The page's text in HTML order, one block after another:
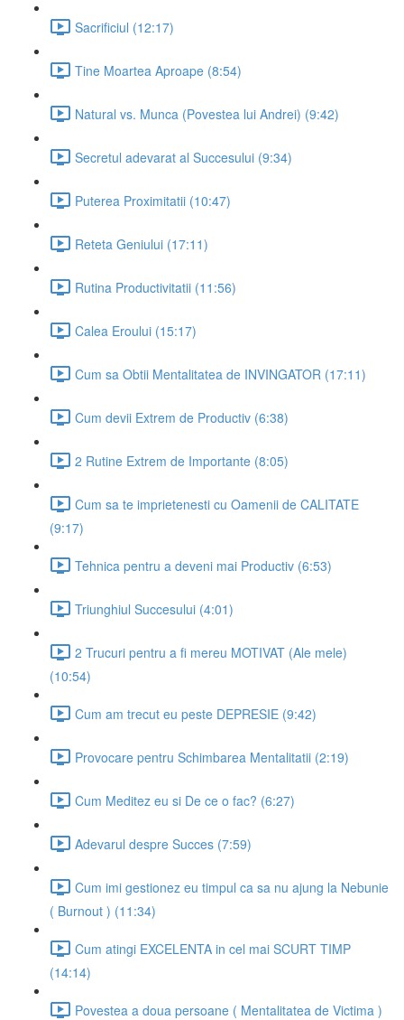
Sacrificiul (12:17)
Tine Moartea Aproape (8:54)
Natural vs. Munca (Povestea lui Andrei) (9:42)
Secretul adevarat al Succesului (9:34)
Puterea Proximitatii (10:47)
Reteta Geniului (17:11)
Rutina Productivitatii (11:56)
Calea Eroului (15:17)
Cum sa Obtii Mentalitatea de INVINGATOR (17:11)
Cum devii Extrem de Productiv (6:38)
2 Rutine Extrem de Importante (8:05)
Cum sa te imprietenesti cu Oamenii de CALITATE
(9:17)
Tehnica pentru a deveni mai Productiv (6:53)
Triunghiul Succesului (4:01)
2 Trucuri pentru a fi mereu MOTIVAT (Ale mele)
(10:54)
Cum am trecut eu peste DEPRESIE (9:42)
Provocare pentru Schimbarea Mentalitatii (2:19)
Cum Meditez eu si De ce o fac? (6:27)
Adevarul despre Succes (7:59)
Cum imi gestionez eu timpul ca sa nu ajung la Nebunie
( Burnout ) (11:34)
Cum atingi EXCELENTA in cel mai SCURT TIMP
(14:14)
Povestea a doua persoane ( Mentalitatea de Victima )